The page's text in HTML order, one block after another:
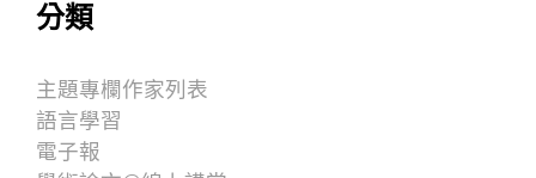
分類
主題專欄作家列表
語言學習
電子報